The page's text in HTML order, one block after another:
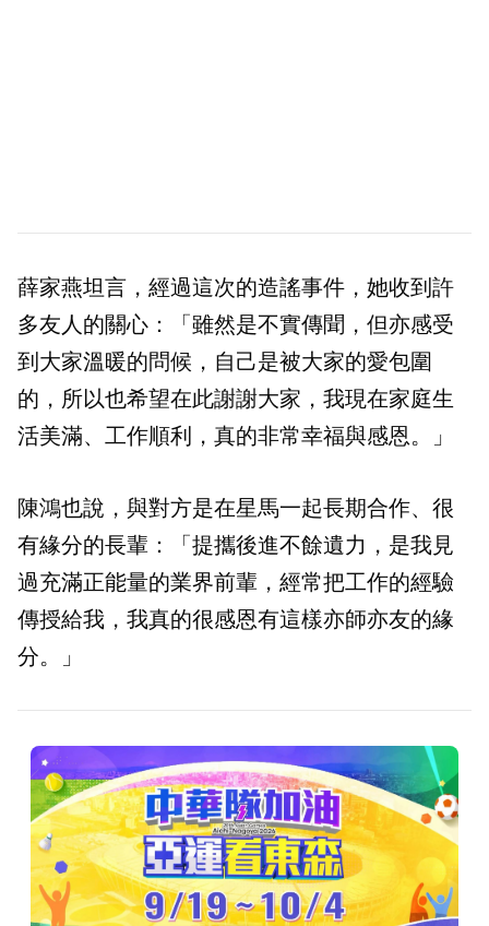
薛家燕坦言，經過這次的造謠事件，她收到許
多友人的關心：「雖然是不實傳聞，但亦感受
到大家溫暖的問候，自己是被大家的愛包圍
的，所以也希望在此謝謝大家，我現在家庭生
活美滿、工作順利，真的非常幸福與感恩。」
陳鴻也說，與對方是在星馬一起長期合作、很
有緣分的長輩：「提攜後進不餘遺力，是我見
過充滿正能量的業界前輩，經常把工作的經驗
傳授給我，我真的很感恩有這樣亦師亦友的緣
分。」